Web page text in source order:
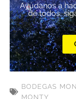
Ayúdanos a
de todos,
BODEGAS
MONTY